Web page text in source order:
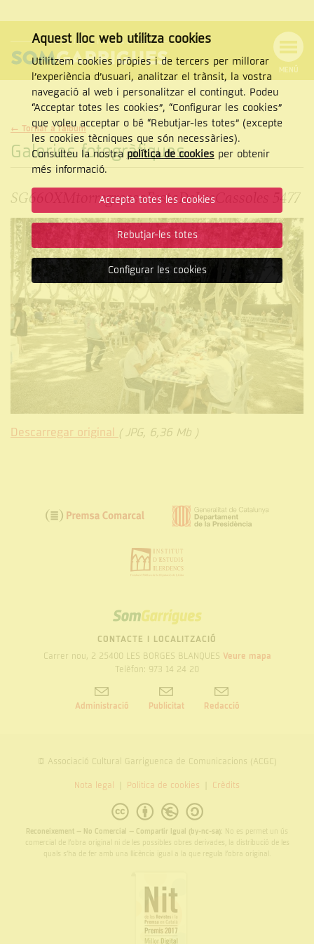
NAVEGACIÓ
MENÚ
Cercar
CERCAR
← Tornar a l'àlbum
Galeries fotogràfiques
SG660XMtorregrossaFestaDeLesCassoles 5477
Descarregar original ( JPG, 6,36 Mb )
SOM
GARRIGUES
CONTACTE I LOCALITZACIÓ
Carrer nou, 2 25400 LES BORGES BLANQUES Veure mapa
Telèfon: 973 14 24 20
Administració Publicitat Redacció
© Associació Cultural Garriguenca de Comunicacions (ACGC)
Nota legal Politica de cookies Crèdits
Reconeixement – No Comercial – Compartir Igual (by-nc-sa): No es permet un ús
comercial de l’obra original ni de les possibles obres derivades, la distribució de les
quals s’ha de fer amb una llicència igual a la que regula l’obra original.
Aquest lloc web utilitza cookies
Utilitzem cookies pròpies i de tercers per millorar
l’experiència d’usuari, analitzar el trànsit, la vostra
navegació al web i personalitzar el contingut. Podeu
“Acceptar totes les cookies”, “Configurar les cookies”
que voleu acceptar o bé “Rebutjar-les totes” (excepte
les cookies tècniques que són necessàries).
Consulteu la nostrapolítica de cookiesper obtenir
més informació.
Accepta totes les cookies
Rebutjar-les totes
Configurar les cookies